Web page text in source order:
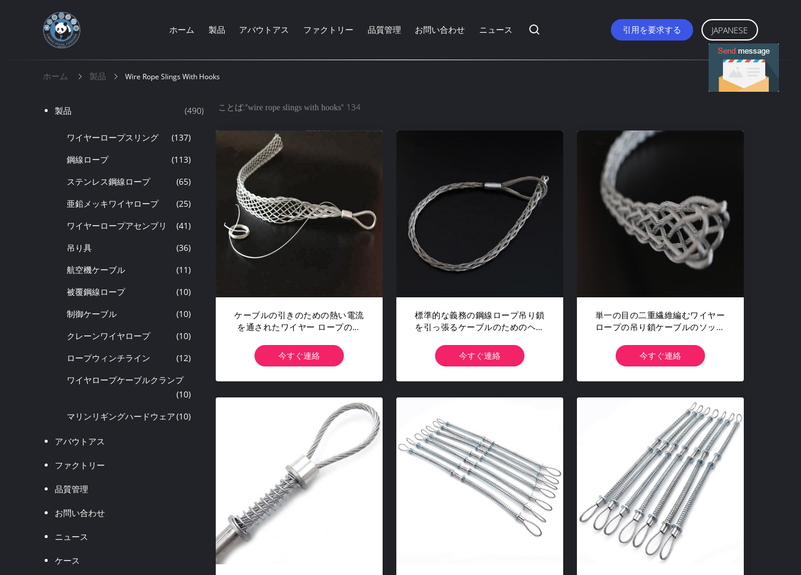
ホーム 製品 アバウトアス ファクトリー 品質管理 お問い合わせ ニュース 引用を要求する JAPANESE
ホーム 製品 Wire Rope Slings With Hooks
製品 (490)
ワイヤーロープスリング
(137)
鋼線ロープ
(113)
ステンレス鋼線ロープ
(65)
亜鉛メッキワイヤロープ
(25)
ワイヤーロープアセンブリ
(41)
吊り具
(36)
航空機ケーブル
(11)
被覆鋼線ロープ
(10)
制御ケーブル
(10)
クレーンワイヤロープ
(10)
ロープウィンチライン
(12)
ワイヤロープケーブルクランプ
(10)
マリンリギングハードウェア(10)
アバウトアス
ファクトリー
品質管理
お問い合わせ
ニュース
ケース
ことば:"wire rope slings with hooks" 134
ケーブルの引きのための熱い電流
を通されたワイヤー ロープの単
リップ
今すぐ連絡
標準的な義務の鋼線ロープ吊り鎖
を引っ張るケーブルのためのヘッ
今すぐ連絡
単一の目の二重繊維編むワイヤー
ロープの吊り鎖ケーブルのソック
今すぐ連絡